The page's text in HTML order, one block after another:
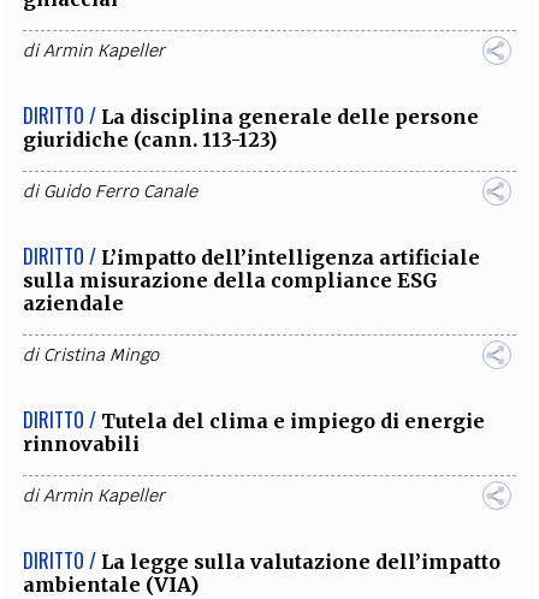
diArmin Kapeller
DIRITTO / La disciplina generale delle persone
giuridiche (cann. 113-123)
diGuido Ferro Canale
DIRITTO / L’impatto dell’intelligenza artificiale
sulla misurazione della compliance ESG
aziendale
diCristina Mingo
DIRITTO / Tutela del clima e impiego di energie
rinnovabili
diArmin Kapeller
DIRITTO / La legge sulla valutazione dell’impatto
ambientale (VIA)